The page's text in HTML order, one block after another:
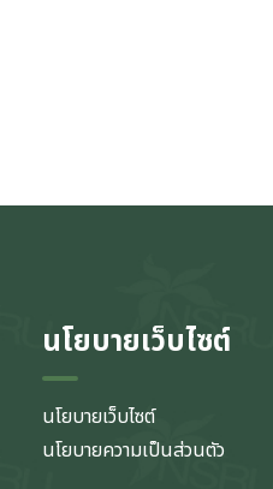
นโยบายเว็บไซต์
นโยบายเว็บไซต์
นโยบายความเป็นส่วนตัว